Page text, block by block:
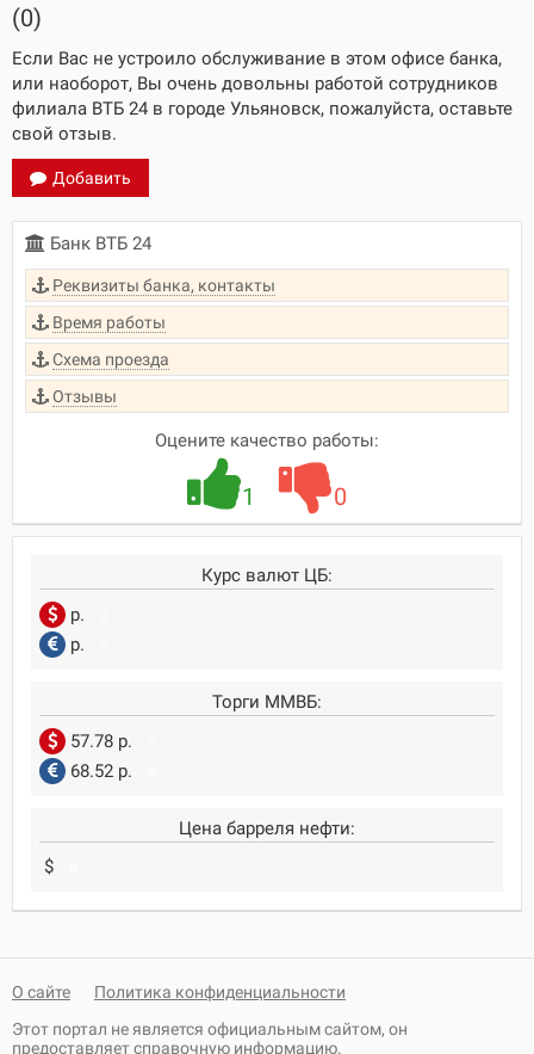
(0)
Если Вас не устроило обслуживание в этом офисе банка,
или наоборот, Вы очень довольны работой сотрудников
филиала ВТБ 24 в городе Ульяновск, пожалуйста, оставьте
свой отзыв.
Добавить
Банк ВТБ 24
Реквизиты банка, контакты
Время работы
Схема проезда
Отзывы
Оцените качество работы:
1 0
Курс валют ЦБ:
р.
р.
Торги ММВБ:
57.78 р.
68.52 р.
Цена барреля нефти:
$
О сайте
Политика конфиденциальности
Этот портал не является официальным сайтом, он
предоставляет справочную информацию.